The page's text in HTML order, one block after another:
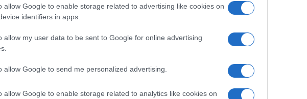
allow Google to enable storage related to advertising like cookies on
identifiers in apps.
allow my user data to be sent to Google for online advertising
allow Google to send me personalized advertising.
allow Google to enable storage related to analytics like cookies on